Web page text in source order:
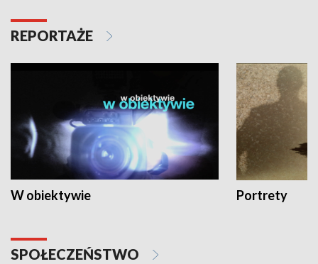
REPORTAŻE
W obiektywie Portrety
SPOŁECZEŃSTWO